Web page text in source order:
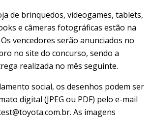
de brinquedos, videogames, tablets,
e câmeras fotográficas estão na
vencedores serão anunciados no
no site do concurso, sendo a
realizada no mês seguinte.
social, os desenhos podem ser
digital (JPEG ou PDF) pelo e-mail
As imagens